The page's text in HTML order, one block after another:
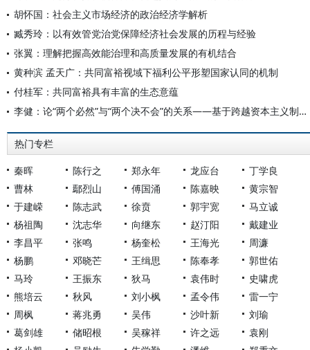
胡怀国：社会主义市场经济的政治经济学解析
臧秀玲：以有效管党治党保障经济社会发展的历程与经验
张翼：理解把握高效能治理和高质量发展的有机结合
黄种滨 孟天广：共同富裕视域下福利公平形塑国家认同的机制
付桂军：共同富裕具有丰富的生态意蕴
李健：论“两个必然”与“两个决不会”的关系——基于跨越资本主义制度“卡夫丁峡谷”设想的反思
热门专栏
秦晖 陈行之 郑永年 龙应台
丁学良
曹林
鄢烈山 傅国涌 陈嘉映
黄宗智
于建嵘
陈志武 徐贲 郭宇宽
马立诚
杨祖陶
沈志华 向继东 赵汀阳
戴建业
李昌平
张鸣 杨奎松 王海光
周濂
杨鹏
邓晓芒 王缉思 陈奉孝
郭世佑
马玲
王振东 狄马 袁伟时
史啸虎
熊培云
秋风 刘小枫 孟令伟
雷一宁
周枫
蒋兆勇 吴伟 沙叶新
刘瑜
葛剑雄
储昭根 吴稼祥 许之远
袁刚